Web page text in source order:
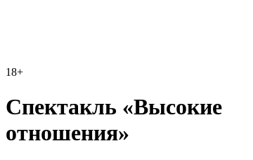
18+
Спектакль «Высокие
отношения»